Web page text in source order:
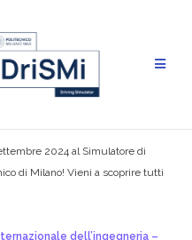
che cambieranno il
2024 al Simulatore di
di Milano! Vieni a scoprire tutti
dell’ingegneria –